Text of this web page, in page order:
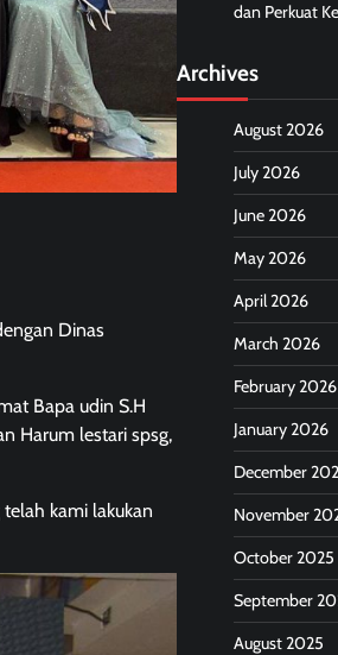
Dinas
Bapa udin S.H
Harum lestari spsg,
kami lakukan
dan Perkuat
Archives
August 2026
July 2026
June 2026
May 2026
April 2026
March 2026
February 2026
January 2026
December
November
October 2025
September
August 2025